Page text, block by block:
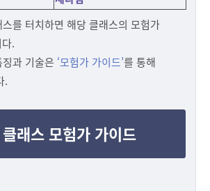
를 터치하면 해당 클래스의 모험가
.
과 기술은 ‘모험가 가이드’를 통해
.
래스 모험가 가이드